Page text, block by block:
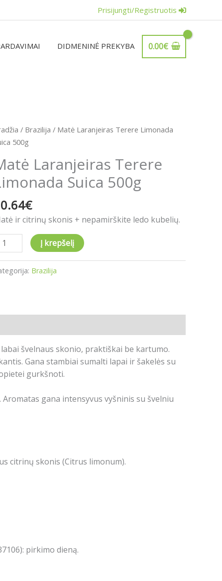
Prisijungti/Registruotis
DIDMENINĖ PREKYBA 0.00€
/ Brazilija / Matė Laranjeiras Terere Limonada
500g
Laranjeiras Terere
Suica 500g
€
ir citrinų skonis + nepamirškite ledo kubelių.
Į krepšelį
Brazilija
švelnaus skonio, praktiškai be kartumo.
Gana stambiai sumalti lapai ir šakelės su
gurkšnoti.
gana intensyvus vyšninis su švelniu
citrinų skonis (Citrus limonum).
pirkimo dieną.